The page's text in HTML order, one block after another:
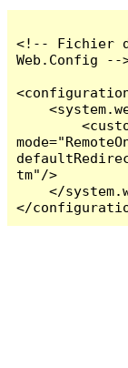
<!-- Fichier
Web.Config --
    <system.web>
        <customErrors
tm"/>
    </system.web>
</